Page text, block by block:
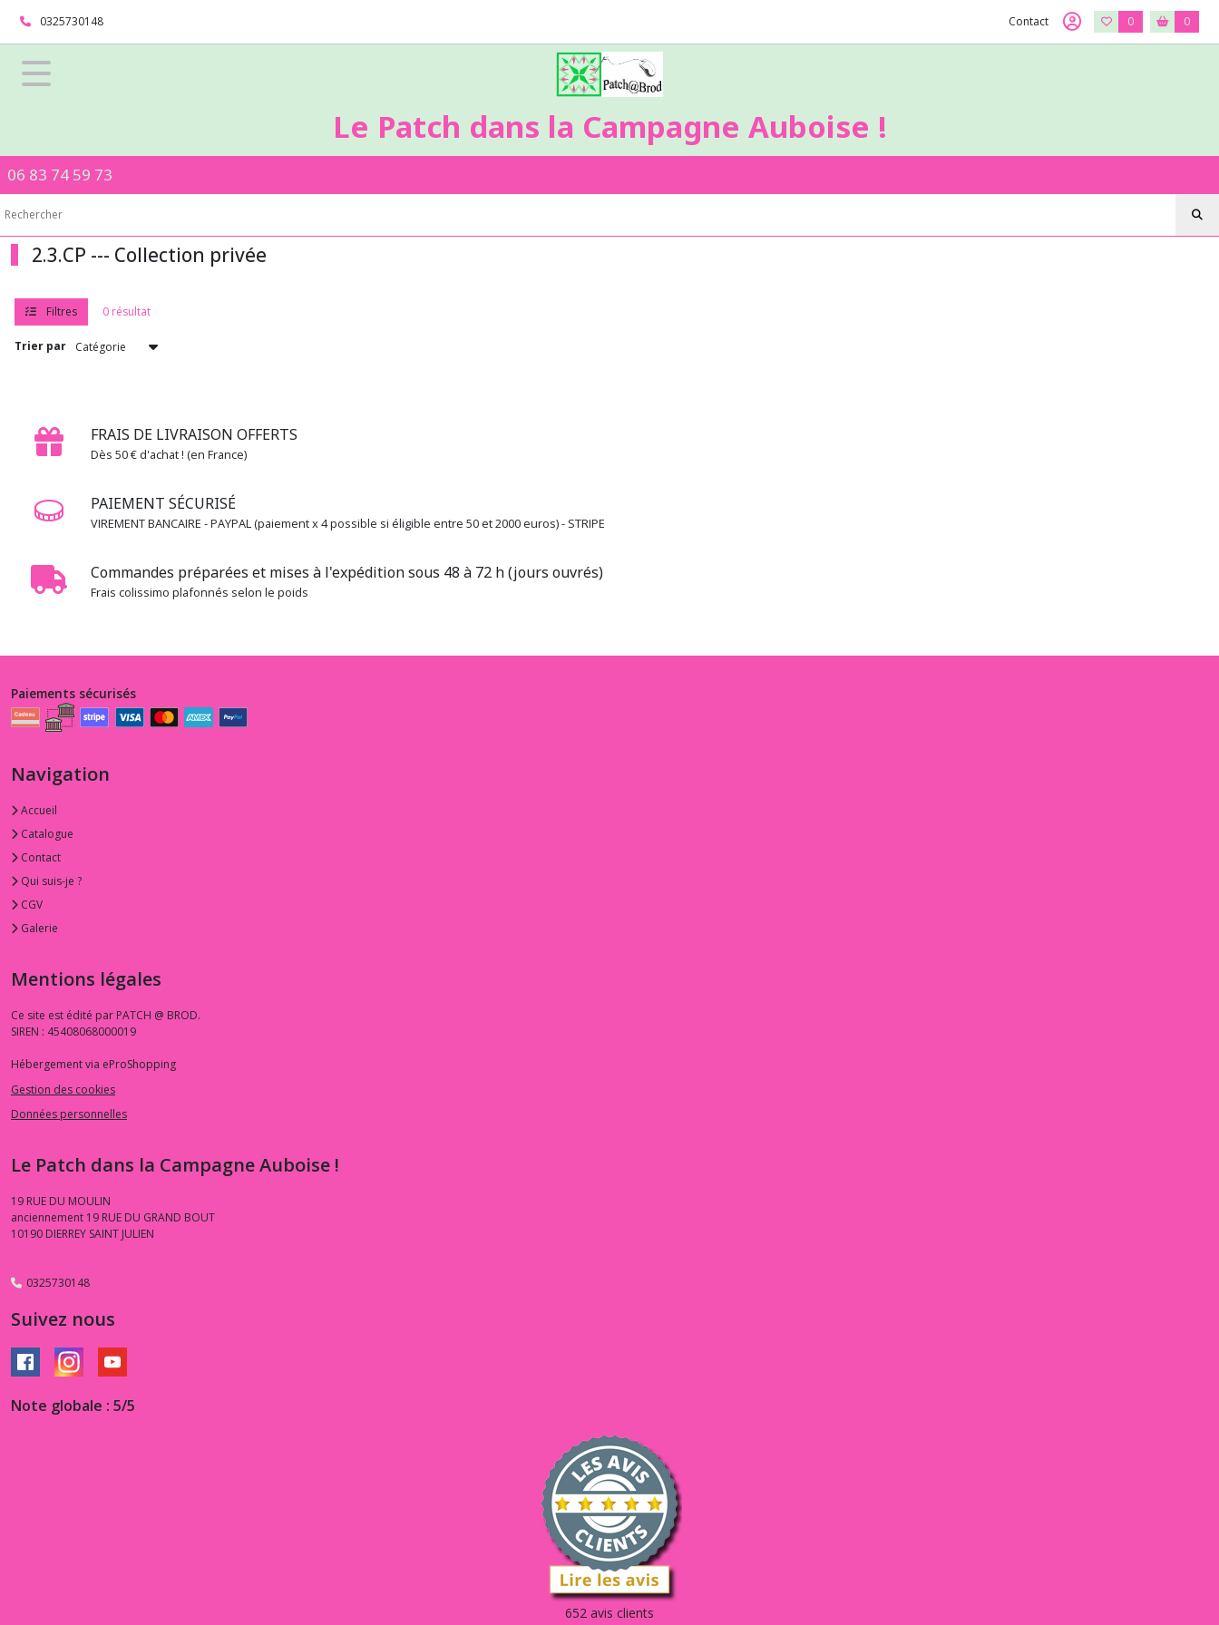
0325730148 Contact 0 0
Le Patch dans la Campagne Auboise !
06 83 74 59 73
2.3.CP --- Collection privée
Filtres 0 résultat
Trier par
FRAIS DE LIVRAISON OFFERTS
Dès 50 € d'achat ! (en France)
PAIEMENT SÉCURISÉ
VIREMENT BANCAIRE - PAYPAL (paiement x 4 possible si éligible entre 50 et 2000 euros) - STRIPE
Commandes préparées et mises à l'expédition sous 48 à 72 h (jours ouvrés)
Frais colissimo plafonnés selon le poids
Fermer
FILTRES
Afficher
résultats
Paiements sécurisés
Navigation
Accueil
Catalogue
Contact
Qui suis-je ?
CGV
Galerie
Mentions légales
Ce site est édité par PATCH @ BROD.
SIREN : 45408068000019
Hébergement via eProShopping
Gestion des cookies
Données personnelles
Le Patch dans la Campagne Auboise !
19 RUE DU MOULIN
anciennement 19 RUE DU GRAND BOUT
10190 DIERREY SAINT JULIEN
0325730148
Suivez nous
Note globale : 5/5
652 avis clients